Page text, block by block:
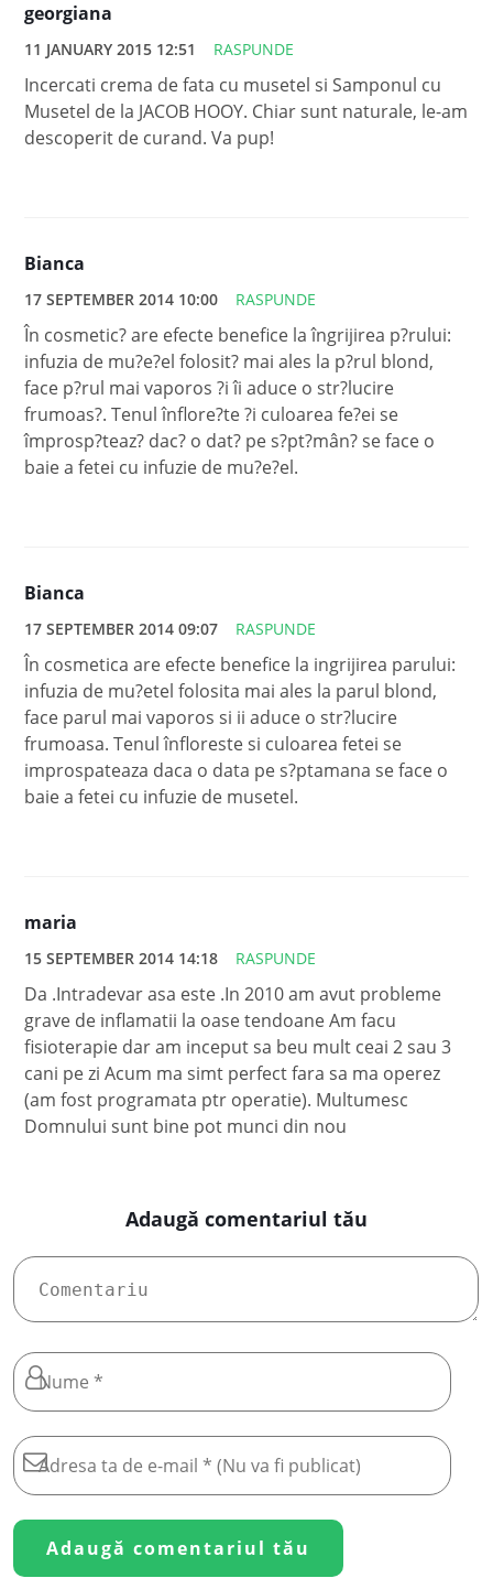
georgiana
11 JANUARY 2015 12:51 RASPUNDE
Incercati crema de fata cu musetel si Samponul cu
Musetel de la JACOB HOOY. Chiar sunt naturale, le-am
descoperit de curand. Va pup!
Bianca
17 SEPTEMBER 2014 10:00 RASPUNDE
În cosmetic? are efecte benefice la îngrijirea p?rului:
infuzia de mu?e?el folosit? mai ales la p?rul blond,
face p?rul mai vaporos ?i îi aduce o str?lucire
frumoas?. Tenul înflore?te ?i culoarea fe?ei se
împrosp?teaz? dac? o dat? pe s?pt?mân? se face o
baie a fetei cu infuzie de mu?e?el.
Bianca
17 SEPTEMBER 2014 09:07 RASPUNDE
În cosmetica are efecte benefice la ingrijirea parului:
infuzia de mu?etel folosita mai ales la parul blond,
face parul mai vaporos si ii aduce o str?lucire
frumoasa. Tenul înfloreste si culoarea fetei se
improspateaza daca o data pe s?ptamana se face o
baie a fetei cu infuzie de musetel.
maria
15 SEPTEMBER 2014 14:18 RASPUNDE
Da .Intradevar asa este .In 2010 am avut probleme
grave de inflamatii la oase tendoane Am facu
fisioterapie dar am inceput sa beu mult ceai 2 sau 3
cani pe zi Acum ma simt perfect fara sa ma operez
(am fost programata ptr operatie). Multumesc
Domnului sunt bine pot munci din nou
Adaugă comentariul tău